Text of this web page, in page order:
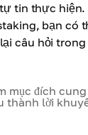
tin thực hiện.
bạn có
câu hỏi
mục đích
thành lời